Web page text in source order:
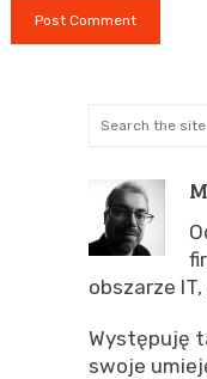
obszarze
Występuję
swoje